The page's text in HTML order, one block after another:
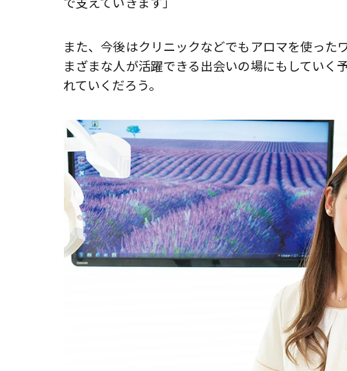
また、今後はクリニックなどでもアロマを使った
まざまな人が活躍できる出会いの場にもしていく
れていくだろう。